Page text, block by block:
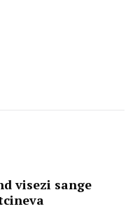
visezi sange